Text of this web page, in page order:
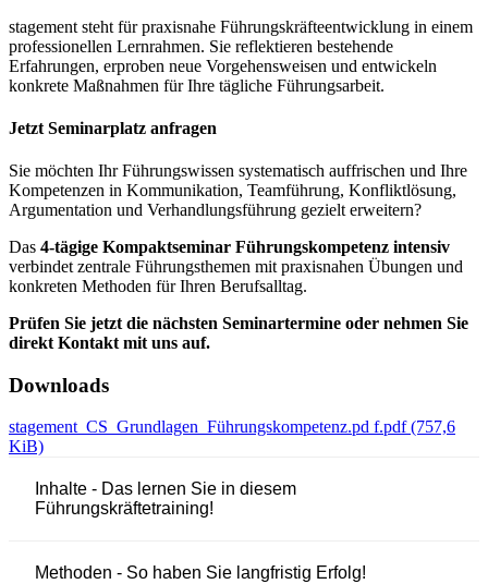
stagement steht für praxisnahe Führungskräfteentwicklung in einem
professionellen Lernrahmen. Sie reflektieren bestehende
Erfahrungen, erproben neue Vorgehensweisen und entwickeln
konkrete Maßnahmen für Ihre tägliche Führungsarbeit.
Jetzt Seminarplatz anfragen
Sie möchten Ihr Führungswissen systematisch auffrischen und Ihre
Kompetenzen in Kommunikation, Teamführung, Konfliktlösung,
Argumentation und Verhandlungsführung gezielt erweitern?
Das 4-tägige Kompaktseminar Führungskompetenz intensiv
verbindet zentrale Führungsthemen mit praxisnahen Übungen und
konkreten Methoden für Ihren Berufsalltag.
Prüfen Sie jetzt die nächsten Seminartermine oder nehmen Sie
direkt Kontakt mit uns auf.
Downloads
stagement_CS_Grundlagen_Führungskompetenz.pd f.pdf (757,6
KiB)
Inhalte - Das lernen Sie in diesem
Führungskräftetraining!
Methoden - So haben Sie langfristig Erfolg!